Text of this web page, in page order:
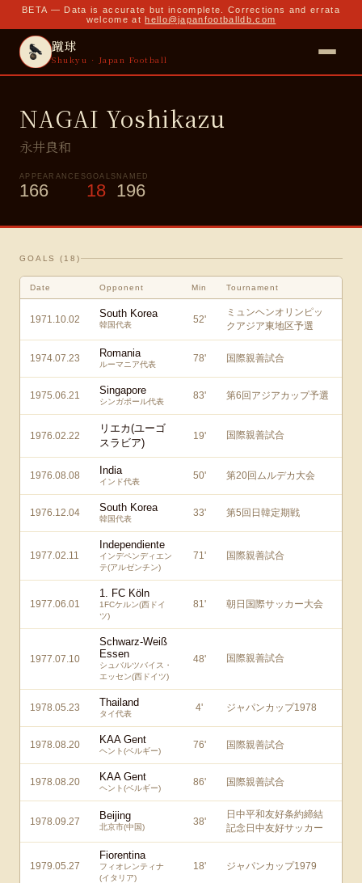
BETA — Data is accurate but incomplete. Corrections and errata
welcome at hello@japanfootballdb.com
蹴球
Shukyu · Japan Football
NAGAI Yoshikazu
永井良和
APPEARANCES
166
GOALS
18
NAMED
196
GOALS ( 18 )
Date Opponent Min Tournament
1971.10.02 South Korea
韓国代表 52'
ミュンヘンオリンピッ
クアジア東地区予選
1974.07.23 Romania
ルーマニア代表
78' 国際親善試合
1975.06.21 Singapore
シンガポール代表
83' 第6回アジアカップ予選
1976.02.22
リエカ(ユーゴ
スラビア)
19' 国際親善試合
1976.08.08 India
インド代表
50' 第20回ムルデカ大会
1976.12.04 South Korea
韓国代表
33' 第5回日韓定期戦
1977.02.11
Independiente
インデペンディエン
テ(アルゼンチン)
71' 国際親善試合
1977.06.01
1. FC Köln
1FCケルン(西ドイ
ツ)
81' 朝日国際サッカー大会
1977.07.10
Schwarz-Weiß
Essen
シュバルツバイス・
エッセン(西ドイツ)
48' 国際親善試合
1978.05.23 Thailand
タイ代表
4' ジャパンカップ1978
1978.08.20 KAA Gent
ヘント(ベルギー)
76' 国際親善試合
1978.08.20 KAA Gent
ヘント(ベルギー)
86' 国際親善試合
1978.09.27 Beijing
北京市(中国) 38'
日中平和友好条約締結
記念日中友好サッカー
1979.05.27
Fiorentina
フィオレンティナ
(イタリア)
18' ジャパンカップ1979